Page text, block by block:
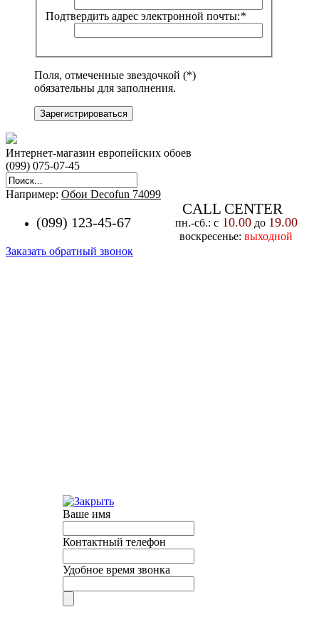
Подтвердить адрес электронной почты:*
Поля, отмеченные звездочкой (*)
обязательны для заполнения.
Зарегистрироваться
Интернет-магазин европейских обоев
(099) 075-07-45
Например: Обои Decofun 74099
(099) 123-45-67
CALL CENTER
пн.-cб.: с10.00до 19.00
воскресенье: выходной
Заказать обратный звонок
Ваше имя
Контактный телефон
Удобное время звонка